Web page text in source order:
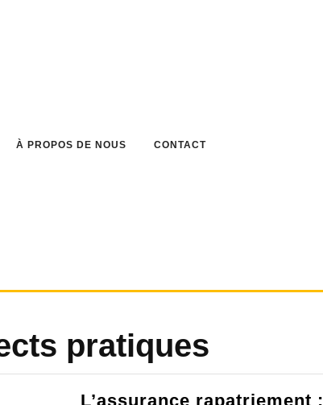
À PROPOS DE NOUS CONTACT
pratiques
L’assurance rapatriement :